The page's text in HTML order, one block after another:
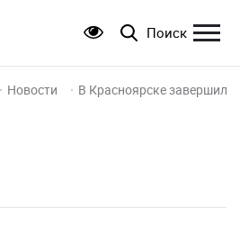
Поиск
Новости В Красноярске